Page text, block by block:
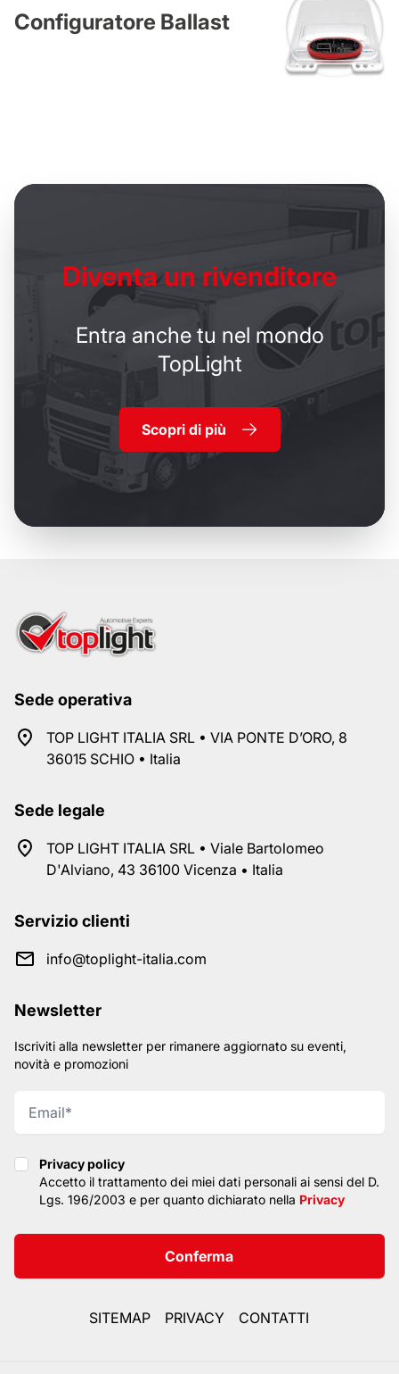
Configuratore Ballast
Diventa un rivenditore
Entra anche tu nel mondo
TopLight
Scopri di più
Sede operativa
TOP LIGHT ITALIA SRL • VIA PONTE D’ORO, 8
36015 SCHIO • Italia
Sede legale
TOP LIGHT ITALIA SRL • Viale Bartolomeo
D'Alviano, 43 36100 Vicenza • Italia
Servizio clienti
info@toplight-italia.com
Newsletter
Iscriviti alla newsletter per rimanere aggiornato su eventi,
novità e promozioni
Privacy policy
Privacy policy
Accetto il trattamento dei miei dati personali ai sensi del D.
Lgs. 196/2003 e per quanto dichiarato nella Privacy
Conferma
SITEMAP PRIVACY CONTATTI